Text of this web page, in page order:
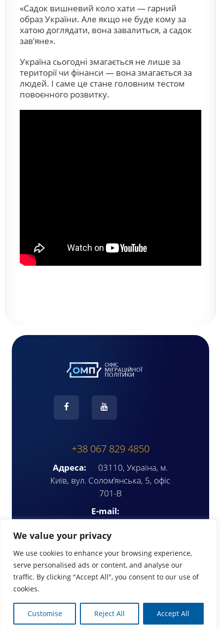
We value your privacy
We use cookies to enhance your browsing experience,
serve personalised ads or content, and analyse our
traffic. By clicking "Accept All", you consent to our use of
cookies.
Customise Reject All Accept All
«Садок вишневий коло хати — гарний
образ України. Але якщо не буде кому за
хатою доглядати, вона завалиться, а садок
зав’яне».
Україна сьогодні змагається не лише за
території чи фінанси — вона змагається за
людей. І саме це стане головним тестом
повоєнного розвитку.
+38 067 829 4850
Адреса:
03110, Україна, м.
Київ, вул. Солом’янська, 5, офіс
701-В
E-mail:
Design by:TriA